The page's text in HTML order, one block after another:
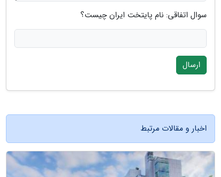
سوال اتفاقی: نام پایتخت ایران چیست؟
ارسال
اخبار و مقالات مرتبط